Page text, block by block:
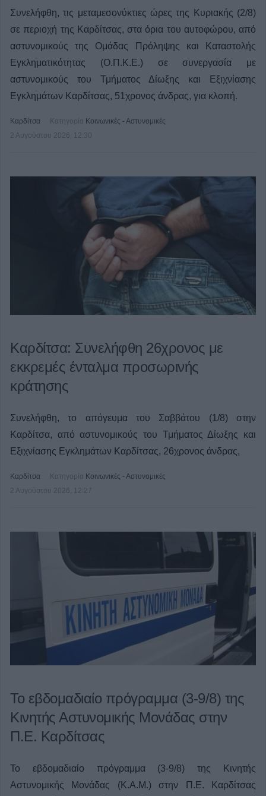
Συνελήφθη, τις μεταμεσονύκτιες ώρες της Κυριακής (2/8)
σε περιοχή της Καρδίτσας, στα όρια του αυτοφώρου, από
αστυνομικούς της Ομάδας Πρόληψης και Καταστολής
Εγκληματικότητας (Ο.Π.Κ.Ε.) σε συνεργασία με
αστυνομικούς του Τμήματος Δίωξης και Εξιχνίασης
Εγκλημάτων Καρδίτσας, 51χρονος άνδρας, για κλοπή.
Καρδίτσα Κατηγορία Κοινωνικές - Αστυνομικές
2 Αυγούστου 2026, 12:30
Καρδίτσα: Συνελήφθη 26χρονος με
εκκρεμές ένταλμα προσωρινής
κράτησης
Συνελήφθη, το απόγευμα του Σαββάτου (1/8) στην
Καρδίτσα, από αστυνομικούς του Τμήματος Δίωξης και
Εξιχνίασης Εγκλημάτων Καρδίτσας, 26χρονος άνδρας,
Καρδίτσα Κατηγορία Κοινωνικές - Αστυνομικές
2 Αυγούστου 2026, 12:27
Το εβδομαδιαίο πρόγραμμα (3-9/8) της
Κινητής Αστυνομικής Μονάδας στην
Π.Ε. Καρδίτσας
Το εβδομαδιαίο πρόγραμμα (3-9/8) της Κινητής
Αστυνομικής Μονάδας (Κ.Α.Μ.) στην Π.Ε. Καρδίτσας